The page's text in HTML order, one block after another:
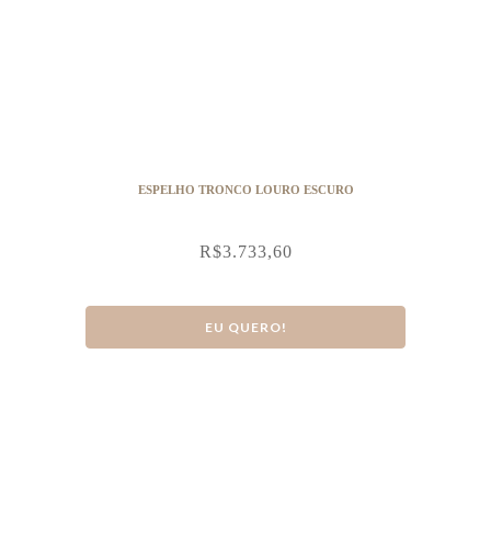
ESPELHO TRONCO LOURO ESCURO
R$3.733,60
EU QUERO!